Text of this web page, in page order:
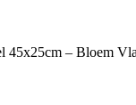
45x25cm – Bloem